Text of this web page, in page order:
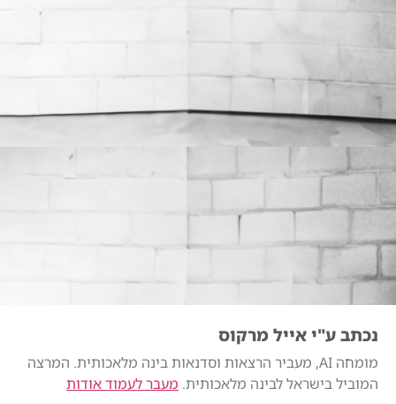
נכתב ע"י אייל מרקוס
מומחה AI, מעביר הרצאות וסדנאות בינה מלאכותית. המרצה
המוביל בישראל לבינה מלאכותית. מעבר לעמוד אודות